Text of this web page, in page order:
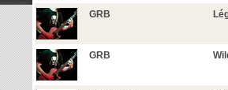
GRB
GRB